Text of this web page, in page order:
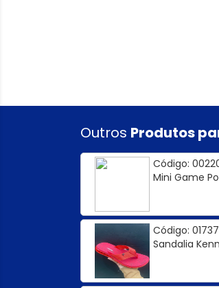
Outros Produtos
Código:
Mini Game
Código: 01737
Sandalia